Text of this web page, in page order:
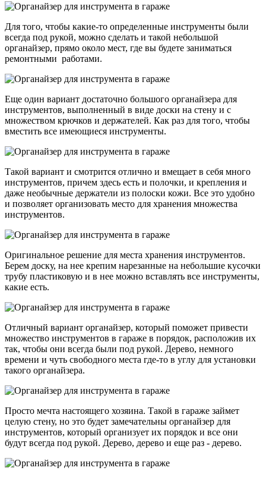
Для того, чтобы какие-то определенные инструменты были
всегда под рукой, можно сделать и такой небольшой
органайзер, прямо около мест, где вы будете заниматься
ремонтными работами.
Еще один вариант достаточно большого органайзера для
инструментов, выполненный в виде доски на стену и с
множеством крючков и держателей. Как раз для того, чтобы
вместить все имеющиеся инструменты.
Такой вариант и смотрится отлично и вмещает в себя много
инструментов, причем здесь есть и полочки, и крепления и
даже необычные держатели из полоски кожи. Все это удобно
и позволяет организовать место для хранения множества
инструментов.
Оригинальное решение для места хранения инструментов.
Берем доску, на нее крепим нарезанные на небольшие кусочки
трубу пластиковую и в нее можно вставлять все инструменты,
какие есть.
Отличный вариант органайзер, который поможет привести
множество инструментов в гараже в порядок, расположив их
так, чтобы они всегда были под рукой. Дерево, немного
времени и чуть свободного места где-то в углу для установки
такого органайзера.
Просто мечта настоящего хозяина. Такой в гараже займет
целую стену, но это будет замечательны органайзер для
инструментов, который организует их порядок и все они
будут всегда под рукой. Дерево, дерево и еще раз - дерево.